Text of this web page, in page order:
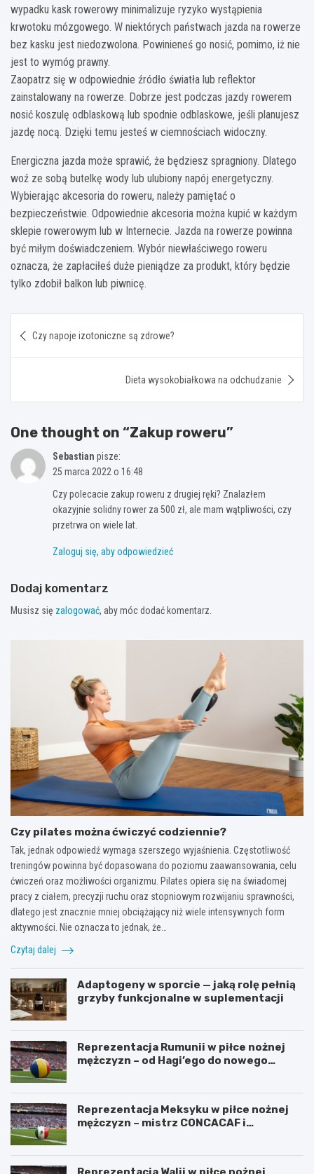
wypadku kask rowerowy minimalizuje ryzyko wystąpienia
krwotoku mózgowego. W niektórych państwach jazda na rowerze
bez kasku jest niedozwolona. Powinieneś go nosić, pomimo, iż nie
jest to wymóg prawny.
Zaopatrz się w odpowiednie źródło światła lub reflektor
zainstalowany na rowerze. Dobrze jest podczas jazdy rowerem
nosić koszulę odblaskową lub spodnie odblaskowe, jeśli planujesz
jazdę nocą. Dzięki temu jesteś w ciemnościach widoczny.
Energiczna jazda może sprawić, że będziesz spragniony. Dlatego
woź ze sobą butelkę wody lub ulubiony napój energetyczny.
Wybierając akcesoria do roweru, należy pamiętać o
bezpieczeństwie. Odpowiednie akcesoria można kupić w każdym
sklepie rowerowym lub w Internecie. Jazda na rowerze powinna
być miłym doświadczeniem. Wybór niewłaściwego roweru
oznacza, że zapłaciłeś duże pieniądze za produkt, który będzie
tylko zdobił balkon lub piwnicę.
wpisu
Czy napoje izotoniczne są zdrowe?
Dieta wysokobiałkowa na odchudzanie
One thought on “Zakup roweru”
Sebastian pisze:
25 marca 2022 o 16:48
Czy polecacie zakup roweru z drugiej ręki? Znalazłem
okazyjnie solidny rower za 500 zł, ale mam wątpliwości, czy
przetrwa on wiele lat.
Zaloguj się, aby odpowiedzieć
Dodaj komentarz
Musisz się zalogować, aby móc dodać komentarz.
Czy pilates można ćwiczyć codziennie?
Tak, jednak odpowiedź wymaga szerszego wyjaśnienia. Częstotliwość
treningów powinna być dopasowana do poziomu zaawansowania, celu
ćwiczeń oraz możliwości organizmu. Pilates opiera się na świadomej
pracy z ciałem, precyzji ruchu oraz stopniowym rozwijaniu sprawności,
dlatego jest znacznie mniej obciążający niż wiele intensywnych form
aktywności. Nie oznacza to jednak, że…
Czytaj dalej
Adaptogeny w sporcie — jaką rolę pełnią
grzyby funkcjonalne w suplementacji
Reprezentacja Rumunii w piłce nożnej
mężczyzn – od Hagi’ego do nowego
Reprezentacja Meksyku w piłce nożnej
mężczyzn – mistrz CONCACAF i